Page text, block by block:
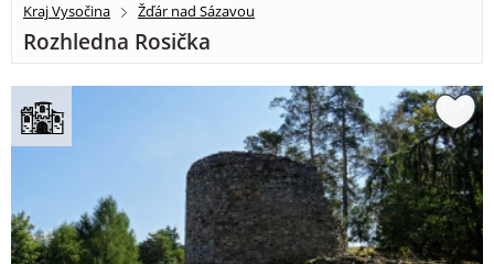
Kraj Vysočina Žďár nad Sázavou
Rozhledna Rosička